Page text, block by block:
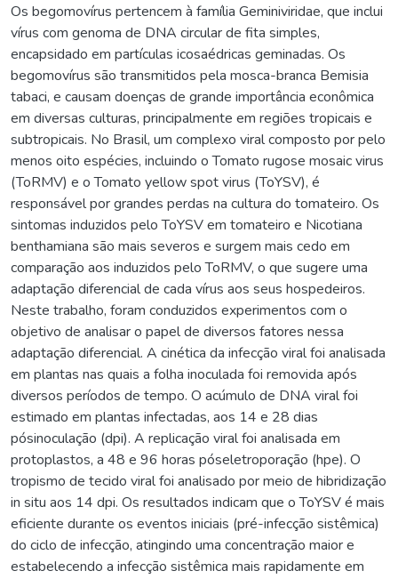
Os begomovírus pertencem à família Geminiviridae, que inclui
vírus com genoma de DNA circular de fita simples,
encapsidado em partículas icosaédricas geminadas. Os
begomovírus são transmitidos pela mosca-branca Bemisia
tabaci, e causam doenças de grande importância econômica
em diversas culturas, principalmente em regiões tropicais e
subtropicais. No Brasil, um complexo viral composto por pelo
menos oito espécies, incluindo o Tomato rugose mosaic virus
(ToRMV) e o Tomato yellow spot virus (ToYSV), é
responsável por grandes perdas na cultura do tomateiro. Os
sintomas induzidos pelo ToYSV em tomateiro e Nicotiana
benthamiana são mais severos e surgem mais cedo em
comparação aos induzidos pelo ToRMV, o que sugere uma
adaptação diferencial de cada vírus aos seus hospedeiros.
Neste trabalho, foram conduzidos experimentos com o
objetivo de analisar o papel de diversos fatores nessa
adaptação diferencial. A cinética da infecção viral foi analisada
em plantas nas quais a folha inoculada foi removida após
diversos períodos de tempo. O acúmulo de DNA viral foi
estimado em plantas infectadas, aos 14 e 28 dias
pósinoculação (dpi). A replicação viral foi analisada em
protoplastos, a 48 e 96 horas póseletroporação (hpe). O
tropismo de tecido viral foi analisado por meio de hibridização
in situ aos 14 dpi. Os resultados indicam que o ToYSV é mais
eficiente durante os eventos iniciais (pré-infecção sistêmica)
do ciclo de infecção, atingindo uma concentração maior e
estabelecendo a infecção sistêmica mais rapidamente em